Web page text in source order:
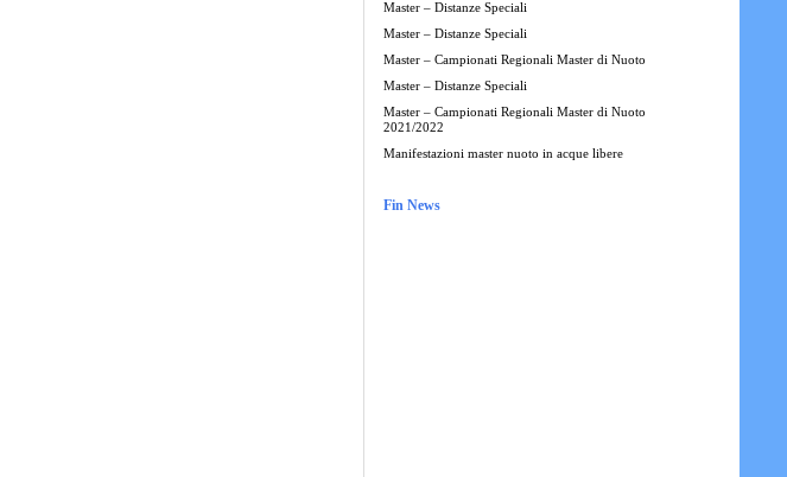
Master – Distanze Speciali
Master – Distanze Speciali
Master – Campionati Regionali Master di Nuoto
Master – Distanze Speciali
Master – Campionati Regionali Master di Nuoto
2021/2022
Manifestazioni master nuoto in acque libere
Fin News